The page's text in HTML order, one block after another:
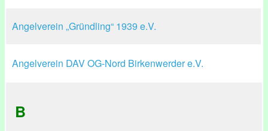
Angelverein „Gründling“ 1939 e.V.
Angelverein DAV OG-Nord Birkenwerder e.V.
B